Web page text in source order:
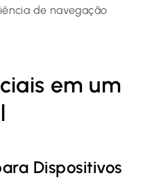
de navegação
em um
Dispositivos